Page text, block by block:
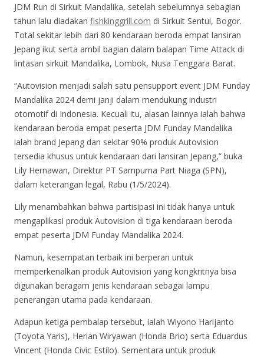
JDM Run di Sirkuit Mandalika, setelah sebelumnya sebagian
tahun lalu diadakan fishkinggrill.com di Sirkuit Sentul, Bogor.
Total sekitar lebih dari 80 kendaraan beroda empat lansiran
Jepang ikut serta ambil bagian dalam balapan Time Attack di
lintasan sirkuit Mandalika, Lombok, Nusa Tenggara Barat.
“Autovision menjadi salah satu pensupport event JDM Funday
Mandalika 2024 demi janji dalam mendukung industri
otomotif di Indonesia. Kecuali itu, alasan lainnya ialah bahwa
kendaraan beroda empat peserta JDM Funday Mandalika
ialah brand Jepang dan sekitar 90% produk Autovision
tersedia khusus untuk kendaraan dari lansiran Jepang,” buka
Lily Hernawan, Direktur PT Sampurna Part Niaga (SPN),
dalam keterangan legal, Rabu (1/5/2024).
Lily menambahkan bahwa partisipasi ini tidak hanya untuk
mengaplikasi produk Autovision di tiga kendaraan beroda
empat peserta JDM Funday Mandalika 2024.
Namun, kesempatan terbaik ini berperan untuk
memperkenalkan produk Autovision yang kongkritnya bisa
digunakan beragam jenis kendaraan sebagai lampu
penerangan utama pada kendaraan.
Adapun ketiga pembalap tersebut, ialah Wiyono Harijanto
(Toyota Yaris), Herian Wiryawan (Honda Brio) serta Eduardus
Vincent (Honda Civic Estilo). Sementara untuk produk